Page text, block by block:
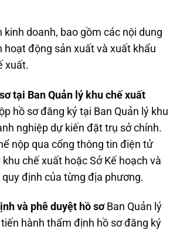
kinh doanh, bao gồm các nội dung
hoạt động sản xuất và xuất khẩu
xuất.
tại Ban Quản lý khu chế xuất
hồ sơ đăng ký tại Ban Quản lý khu
nghiệp dự kiến đặt trụ sở chính.
nộp qua cổng thông tin điện tử
khu chế xuất hoặc Sở Kế hoạch và
định của từng địa phương.
và phê duyệt hồ sơBan Quản lý
hành thẩm định hồ sơ đăng ký